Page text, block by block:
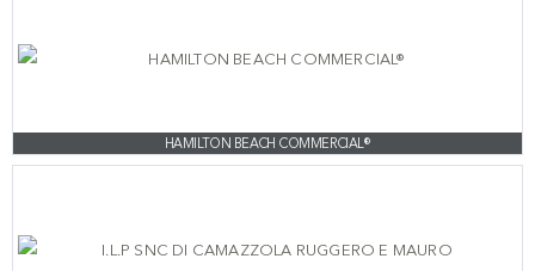
HAMILTON BEACH COMMERCIAL®